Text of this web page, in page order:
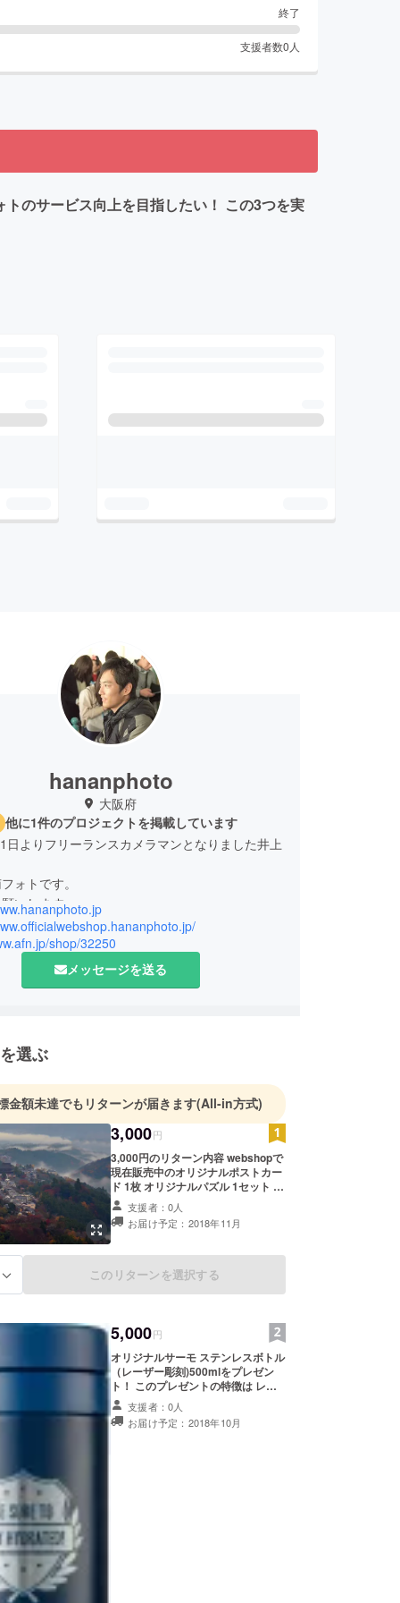
終了
支援者数0 人
のサービス向上を目指したい！ この3つを実
hananphoto
大阪府
他に1件のプロジェクトを掲載しています
日よりフリーランスカメラマンとなりました井上
ォトです。
いします
のWEBサイト
紹介ページ
shop/32250
メッセージを送る
選ぶ
金額未達でもリターンが届きます(All-in方式)
3,000円
3,000円のリターン内容 webshopで
現在販売中のオリジナルポストカー
ド 1枚 オリジナルパズル 1セット こ
こだけでしか手に入らないオリジナ
ルパズルと同じ写真を使ったポスト
カードをセットに！ パズルにする写
http://img.gg/nqom9Eb ※リターン
のオリジナルグッズはリターン終了
後に制作を行います、その為完成予
定しています。
支援者：0人
お届け予定：2018年11月
このリターンを選択する
5,000円
オリジナルサーモ ステンレスボトル
（レーザー彫刻)500mlをプレゼン
ト！ このプレゼントの特徴は レー
ザー彫刻の高級感あるボトル！ さら
に保温・保冷効果も抜群。 さらに同
じ写真を使ったフルカラーのポスト
支援者：0人
お届け予定：2018年10月